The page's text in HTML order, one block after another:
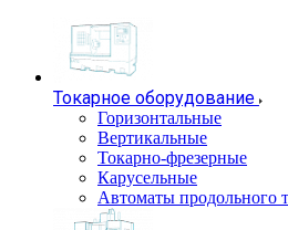
Токарное оборудование
Горизонтальные
Вертикальные
Токарно-фрезерные
Карусельные
Автоматы продольного